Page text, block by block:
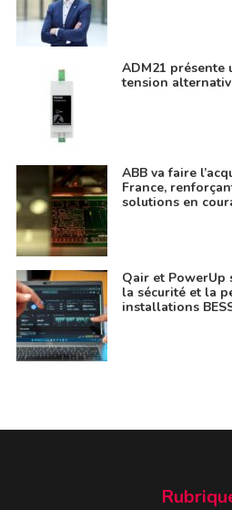
ADM21 présente
tension
ABB va faire
France,
solutions en
Qair et PowerUp
la sécurité et la
installations